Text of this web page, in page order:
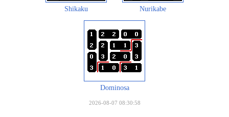
Shikaku Nurikabe
Dominosa
2026-08-07 08:30:58